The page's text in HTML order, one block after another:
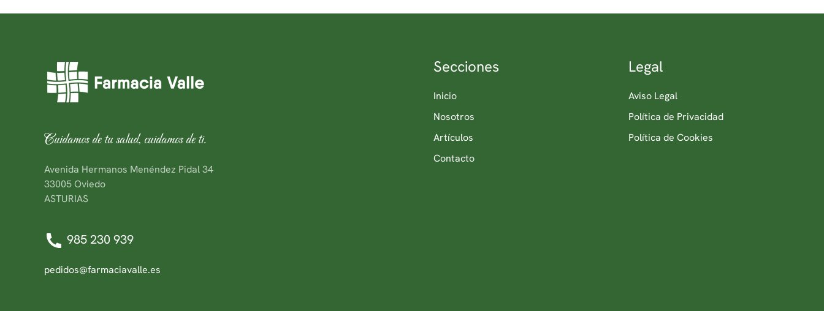
Cuidamos de tu salud, cuidamos de ti.
Avenida Hermanos Menéndez Pidal 34
33005 Oviedo
ASTURIAS
985 230 939
pedidos@farmaciavalle.es
Secciones
Inicio
Nosotros
Artículos
Contacto
Legal
Aviso Legal
Política de Privacidad
Política de Cookies